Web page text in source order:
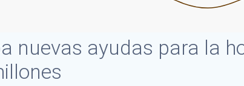
nuevas ayudas para la